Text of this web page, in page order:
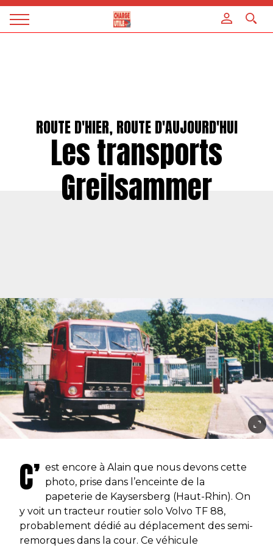
Magazine
ROUTE D'HIER, ROUTE D'AUJOURD'HUI
Les transports
Greilsammer
C’ est encore à Alain que nous devons cette
photo, prise dans l’enceinte de la
papeterie de Kaysersberg (Haut-Rhin). On
y voit un tracteur routier solo Volvo TF 88,
probablement dédié au déplacement des semi-
remorques dans la cour. Ce véhicule
Panneau de gestion des cookies